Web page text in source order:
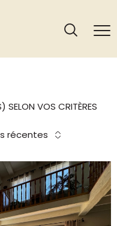
VOS CRITÈRES
récentes